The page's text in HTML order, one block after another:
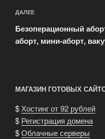
Следующая
запись
ДАЛЕЕ
Безоперационный
аборт, мини-аборт,
МАГАЗИН ГОТОВЫХ
$Хостинг от 92 рублей
$ Регистрация домена
$Облачные серверы